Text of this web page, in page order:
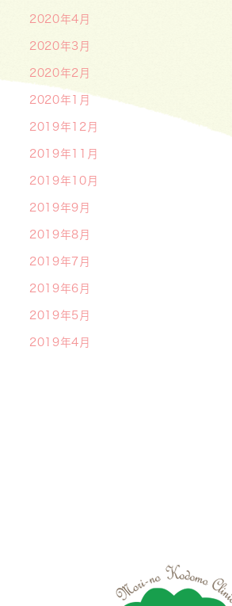
2020年4月
2020年3月
2020年2月
2020年1月
2019年12月
2019年11月
2019年10月
2019年9月
2019年8月
2019年7月
2019年6月
2019年5月
2019年4月